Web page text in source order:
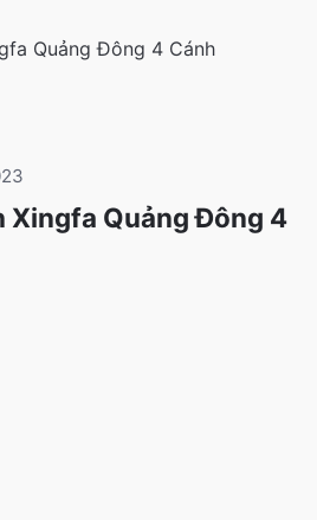
Xingfa Quảng Đông 4